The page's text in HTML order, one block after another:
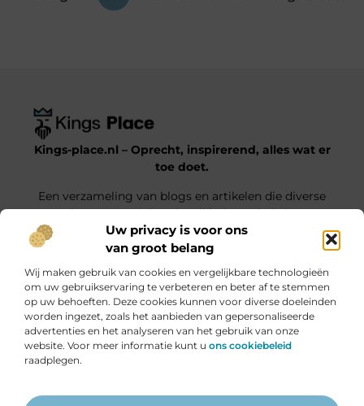
Uw privacy is voor ons
van groot belang
Wij maken gebruik van cookies en vergelijkbare technologieën
om uw gebruikservaring te verbeteren en beter af te stemmen
op uw behoeften. Deze cookies kunnen voor diverse doeleinden
worden ingezet, zoals het aanbieden van gepersonaliseerde
advertenties en het analyseren van het gebruik van onze
website. Voor meer informatie kunt u ons cookiebeleid
raadplegen.
Kings-place.nl – Oprecht, inspirerend, alles wat er
toe doet.
Een verzameling van blogs en artikelen die diverse
onderwerpen uit het dagelijks leven belichten.
Onze informatie
Bericht categorie